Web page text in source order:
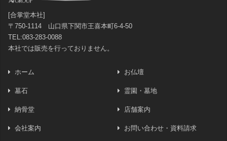
[合掌堂本社]
〒750-1114 山口県下関市王喜本町6-4-50
TEL:083-283-0088
本社では販売を行っておりません。
ホーム お仏壇
墓石 霊園・墓地
納骨堂 店舗案内
会社案内 お問い合わせ・資料請求